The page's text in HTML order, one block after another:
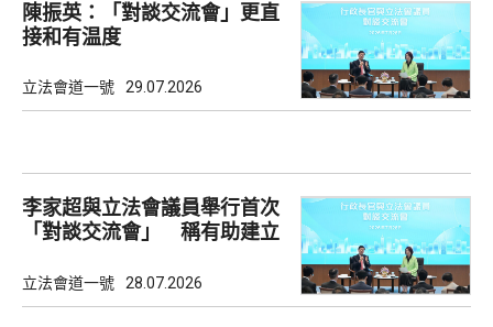
陳振英：「對談交流會」更直
接和有温度
立法會道一號 29.07.2026
李家超與立法會議員舉行首次
「對談交流會」 稱有助建立
立法會道一號 28.07.2026